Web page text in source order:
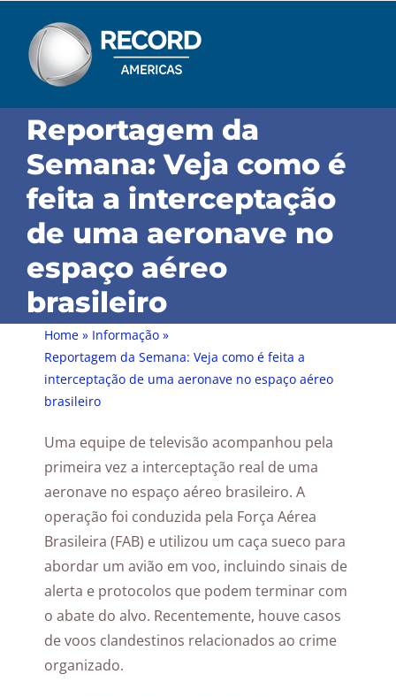
content
Reportagem da
Semana: Veja como é
feita a interceptação
de uma aeronave no
espaço aéreo
brasileiro
Home» Informação»
Reportagem da Semana: Veja como é feita a
interceptação de uma aeronave no espaço aéreo
brasileiro
Uma equipe de televisão acompanhou pela
primeira vez a interceptação real de uma
aeronave no espaço aéreo brasileiro. A
operação foi conduzida pela Força Aérea
Brasileira (FAB) e utilizou um caça sueco para
abordar um avião em voo, incluindo sinais de
alerta e protocolos que podem terminar com
o abate do alvo. Recentemente, houve casos
de voos clandestinos relacionados ao crime
organizado.